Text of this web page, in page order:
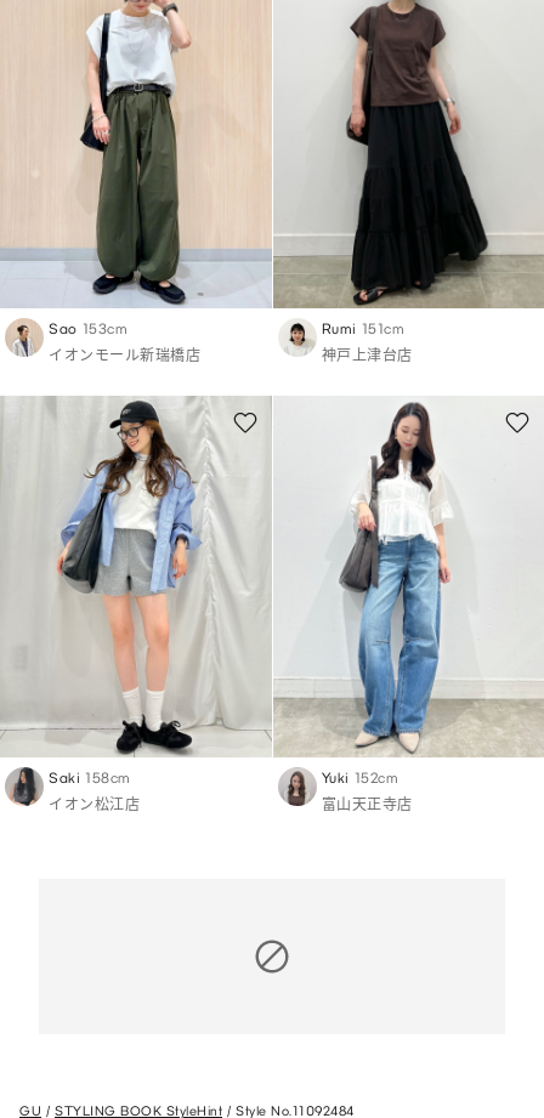
Sao 153cm
イオンモール新瑞橋店
Rumi 151cm
神戸上津台店
Saki 158cm
イオン松江店
Yuki 152cm
富山天正寺店
GU STYLING BOOK StyleHint Style No.11092484